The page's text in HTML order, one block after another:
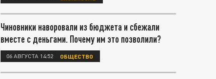
Чиновники наворовали из бюджета и сбежали
вместе с деньгами. Почему им это позволили?
06 АВГУСТА 14:52 ОБЩЕСТВО